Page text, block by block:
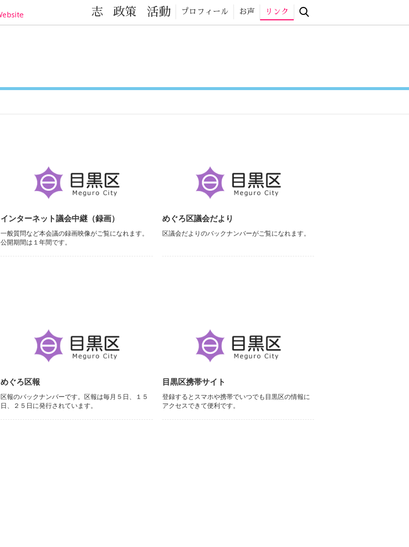
目黒区の元気！目黒区議会議員 小林かなこ Official website
志 政策 活動 プロフィール お声 リンク
インターネット議会中継（録画）
一般質問など本会議の録画映像がご覧になれます。
公開期間は１年間です。
めぐろ区議会だより
区議会だよりのバックナンバーがご覧になれます。
めぐろ区報
区報のバックナンバーです。区報は毎月５日、１５
日、２５日に発行されています。
目黒区携帯サイト
登録するとスマホや携帯でいつでも目黒区の情報に
アクセスできて便利です。